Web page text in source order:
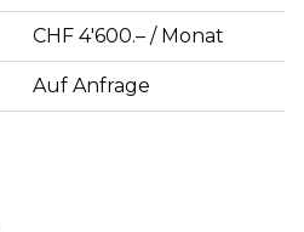
CHF 4'600.– / Monat
Auf Anfrage